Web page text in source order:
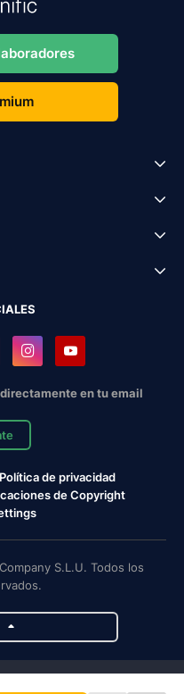
en tu email
Política de privacidad
de Copyright
S.L.U. Todos los